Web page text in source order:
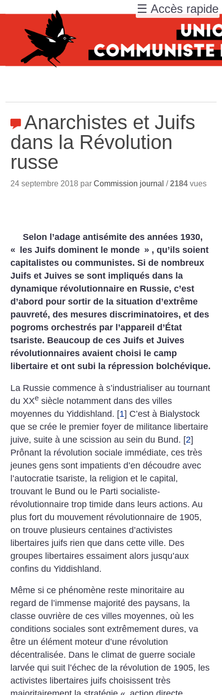
Anarchistes et Juifs
dans la Révolution
russe
24 septembre 2018 parCommission journal /2184 vues
Selon l’adage antisémite des années 1930,
«
les Juifs dominent le monde » , qu’ils soient
capitalistes ou communistes. Si de nombreux
Juifs et Juives se sont impliqués dans la
dynamique révolutionnaire en Russie, c’est
d’abord pour sortir de la situation d’extrême
pauvreté, des mesures discriminatoires, et des
pogroms orchestrés par l’appareil d’État
tsariste. Beaucoup de ces Juifs et Juives
révolutionnaires avaient choisi le camp
libertaire et ont subi la répression bolchévique.
La Russie commence à s’industrialiser au tournant
du XXe siècle notamment dans des villes
moyennes du Yiddishland. [1] C’est à Bialystock
que se crée le premier foyer de militance libertaire
juive, suite à une scission au sein du Bund. [2]
Prônant la révolution sociale immédiate, ces très
jeunes gens sont impatients d’en découdre avec
l’autocratie tsariste, la religion et le capital,
trouvant le Bund ou le Parti socialiste-
révolutionnaire trop timide dans leurs actions. Au
plus fort du mouvement révolutionnaire de 1905,
on trouve plusieurs centaines d’activistes
libertaires juifs rien que dans cette ville. Des
groupes libertaires essaiment alors jusqu’aux
confins du Yiddishland.
Même si ce phénomène reste minoritaire au
regard de l’immense majorité des paysans, la
classe ouvrière de ces villes moyennes, où les
conditions sociales sont extrêmement dures, va
être un élément moteur d’une révolution
décentralisée. Dans le climat de guerre sociale
larvée qui suit l’échec de la révolution de 1905, les
activistes libertaires juifs choisissent très
☰ Accès rapide